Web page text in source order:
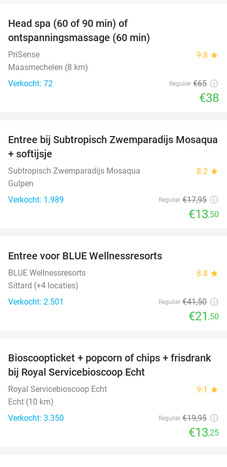
Head spa (60 of 90 min) of
ontspanningsmassage (60 min)
PriSense 9.8 star
Maasmechelen (8 km)
Verkocht: 72
Regulier €65
€38
25%
Entree bij Subtropisch Zwemparadijs Mosaqua
+ softijsje
Subtropisch Zwemparadijs Mosaqua 8.2 star
Gulpen
Verkocht: 1.989
Regulier €17,95
€13,50
Entree voor BLUE Wellnessresorts
BLUE Wellnessresorts 8.8 star
Sittard (+4 locaties)
Verkocht: 2.501
Regulier €41,50
€21 ,50
34%
Bioscoopticket + popcorn of chips + frisdrank
bij Royal Servicebioscoop Echt
Royal Servicebioscoop Echt 9.1 star
Echt (10 km)
Verkocht: 3.350
Regulier €19,95
€13,25